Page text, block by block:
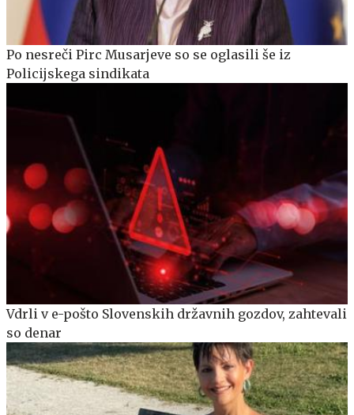
Po nesreči Pirc Musarjeve so se oglasili še iz
Policijskega sindikata
Vdrli v e-pošto Slovenskih državnih gozdov, zahtevali
so denar